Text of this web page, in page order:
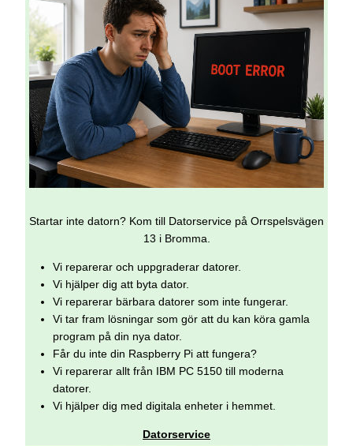
Startar inte datorn? Kom till Datorservice på Orrspelsvägen
13 i Bromma.
Vi reparerar och uppgraderar datorer.
Vi hjälper dig att byta dator.
Vi reparerar bärbara datorer som inte fungerar.
Vi tar fram lösningar som gör att du kan köra gamla
program på din nya dator.
Får du inte din Raspberry Pi att fungera?
Vi reparerar allt från IBM PC 5150 till moderna
datorer.
Vi hjälper dig med digitala enheter i hemmet.
Datorservice